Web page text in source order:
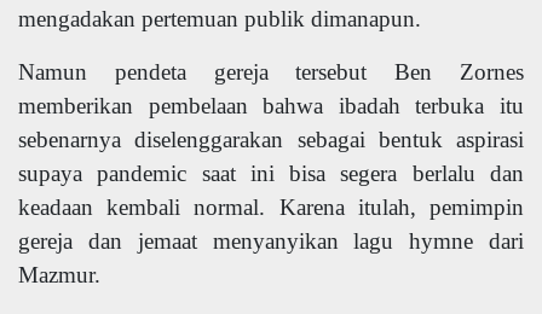
mengadakan pertemuan publik dimanapun.
Namun pendeta gereja tersebut Ben Zornes
memberikan pembelaan bahwa ibadah terbuka itu
sebenarnya diselenggarakan sebagai bentuk aspirasi
supaya pandemic saat ini bisa segera berlalu dan
keadaan kembali normal. Karena itulah, pemimpin
gereja dan jemaat menyanyikan lagu hymne dari
Mazmur.